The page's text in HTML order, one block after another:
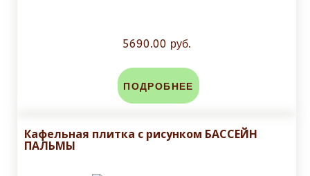
5690.00 руб.
ПОДРОБНЕЕ
Кафельная плитка с рисунком БАССЕЙН
ПАЛЬМЫ